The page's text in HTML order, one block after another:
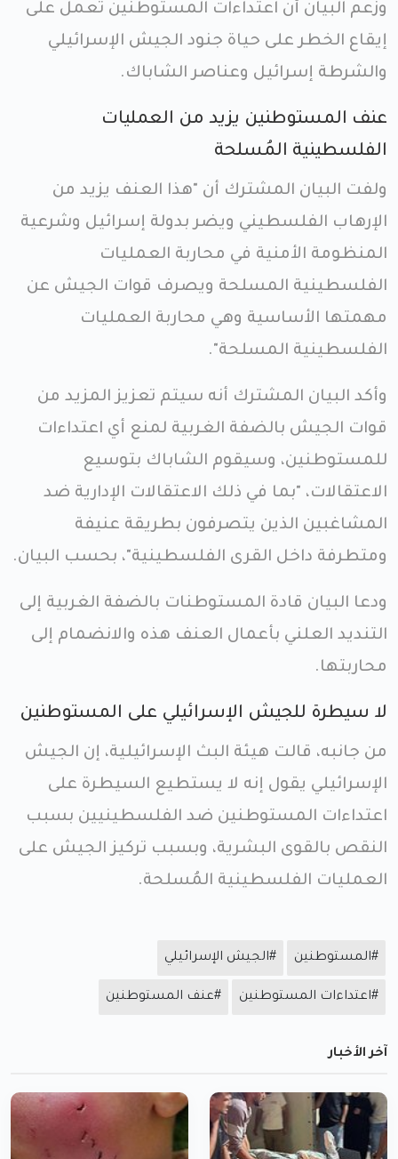
وزعم البيان أن اعتداءات المستوطنين تعمل على
إيقاع الخطر على حياة جنود الجيش الإسرائيلي
والشرطة إسرائيل وعناصر الشاباك.
عنف المستوطنين يزيد من العمليات
الفلسطينية المُسلحة
ولفت البيان المشترك أن "هذا العنف يزيد من
الإرهاب الفلسطيني ويضر بدولة إسرائيل وشرعية
المنظومة الأمنية في محاربة العمليات
الفلسطينية المسلحة ويصرف قوات الجيش عن
مهمتها الأساسية وهي محاربة العمليات
الفلسطينية المسلحة".
وأكد البيان المشترك أنه سيتم تعزيز المزيد من
قوات الجيش بالضفة الغربية لمنع أي اعتداءات
للمستوطنين، وسيقوم الشاباك بتوسيع
الاعتقالات، "بما في ذلك الاعتقالات الإدارية ضد
المشاغبين الذين يتصرفون بطريقة عنيفة
ومتطرفة داخل القرى الفلسطينية"، بحسب البيان.
ودعا البيان قادة المستوطنات بالضفة الغربية إلى
التنديد العلني بأعمال العنف هذه والانضمام إلى
محاربتها.
لا سيطرة للجيش الإسرائيلي على المستوطنين
من جانبه، قالت هيئة البث الإسرائيلية، إن الجيش
الإسرائيلي يقول إنه لا يستطيع السيطرة على
اعتداءات المستوطنين ضد الفلسطينيين بسبب
النقص بالقوى البشرية، وبسبب تركيز الجيش على
العمليات الفلسطينية المُسلحة.
#المستوطنين #الجيش الإسرائيلي
#اعتداءات المستوطنين #عنف المستوطنين
آخر الأخبار